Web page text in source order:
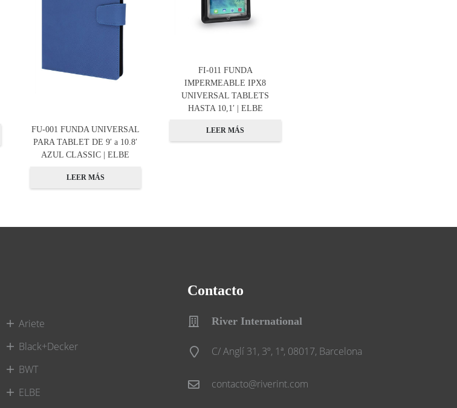
FU-001 FUNDA UNIVERSAL
PARA TABLET DE 9′ a 10.8′
AZUL CLASSIC | ELBE
LEER MÁS
FI-011 FUNDA
IMPERMEABLE IPX8
UNIVERSAL TABLETS
HASTA 10,1′ | ELBE
LEER MÁS
Ariete
Black+Decker
BWT
ELBE
Contacto
River International
C/ Anglí 31, 3º, 1ª, 08017, Barcelona
contacto@riverint.com